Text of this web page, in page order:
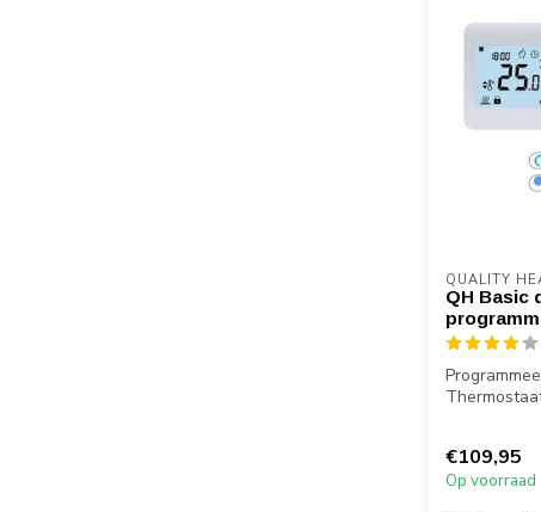
QUALITY
QH Basic
€109,95
Op voorraad